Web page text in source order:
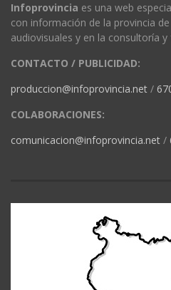
Infoprovincia es una web
con información de la provincia
audiovisuales y en la consultoría
CONTACTO / PUBLICIDAD:
produccion@infoprovincia.net /
COLABORACIONES:
comunicacion@infoprovincia.net /